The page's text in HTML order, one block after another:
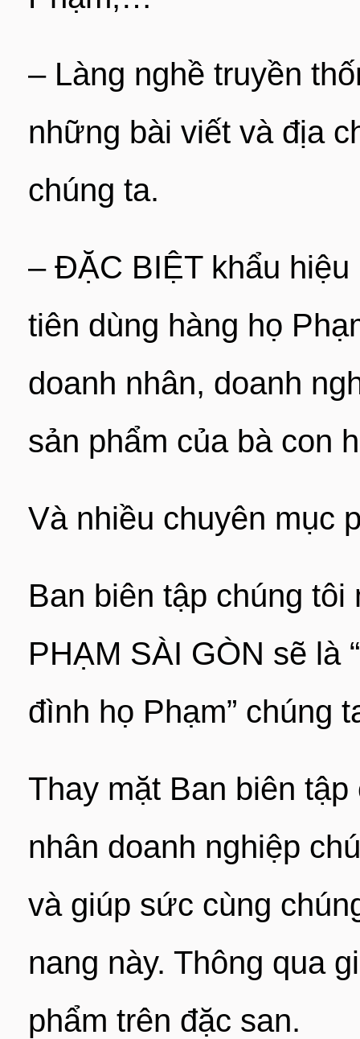
– Làng nghề truyền
những bài viết và địa
chúng ta.
– ĐẶC BIỆT khẩu
tiên dùng hàng họ
doanh nhân, doanh
sản phẩm của bà con
Và nhiều chuyên mục
Ban biên tập chúng
PHẠM SÀI GÒN sẽ là
đình họ Phạm” chúng
Thay mặt Ban biên
nhân doanh nghiệp
và giúp sức cùng
nang này. Thông qua
phẩm trên đặc san.